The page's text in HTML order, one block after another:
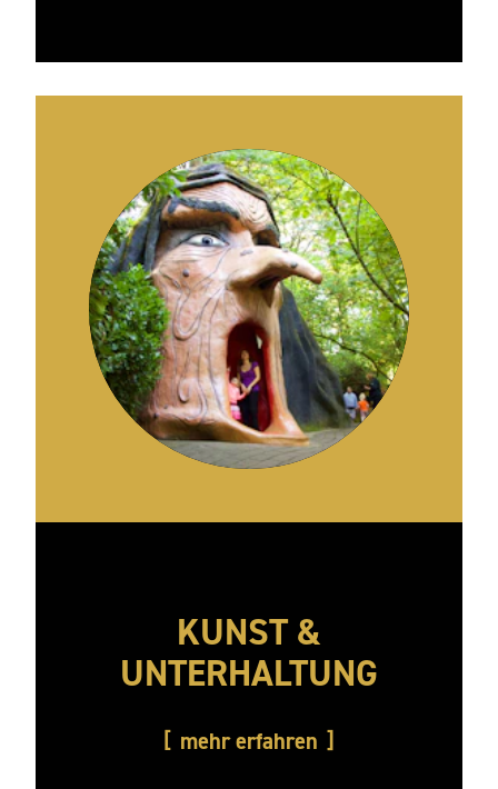
KUNST &
UNTERHALTUNG
mehr erfahren